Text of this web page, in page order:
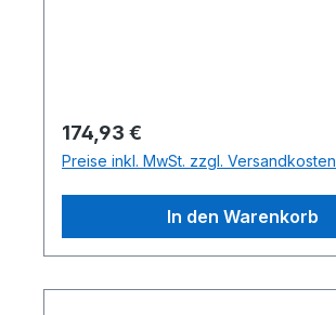
Regulärer Preis:
174,93 €
Preise inkl. MwSt. zzgl. Versandkosten
In den Warenkorb